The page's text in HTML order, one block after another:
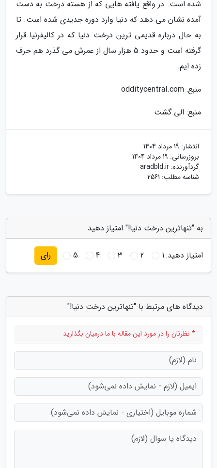
شده است. در واقع یافته هایی که از هسته درخت به دست
آمده نشان می دهد که دنیا وارد دوره جدیدی شده است. تا
به حال درباره قدیمی ترین درخت دنیا که در کالیفرنیا قرار
گرفته است و حدود 5 هزار سال از عمرش می گذرد هم حرف
زده ایم.
منبع: odditycentral.com
منبع: الی گشت
انتشار: 19 مرداد 1404
بروزرسانی: 19 مرداد 1404
گردآورنده: aradbld.ir
شناسه مطلب: 2561
به "تنهاترین درخت دنیا!" امتیاز دهید
امتیاز دهید:1
2
3
4
5 رای
دیدگاه های مرتبط با "تنهاترین درخت دنیا!"
* نظرتان را در مورد این مقاله با ما درمیان بگذارید